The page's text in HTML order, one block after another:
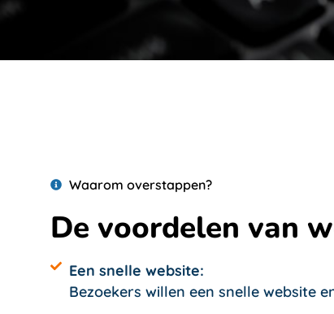
Waarom overstappen?
De voordelen van
Een snelle website:
Bezoekers willen een snelle website